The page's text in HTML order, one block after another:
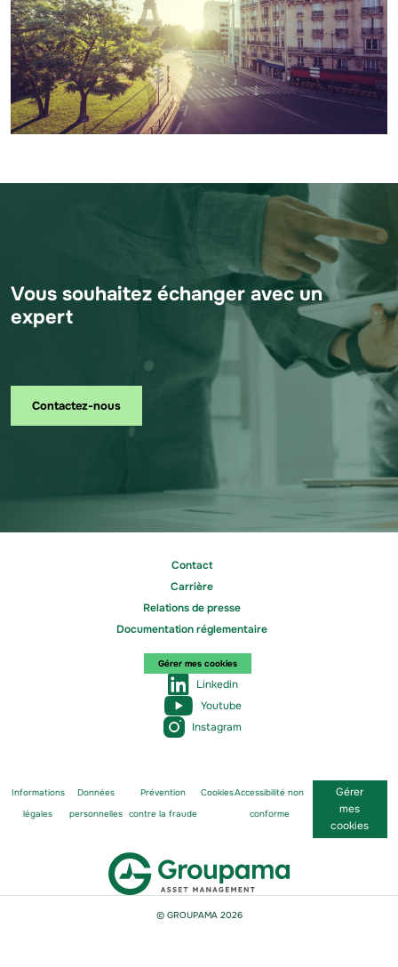
Vous souhaitez échanger avec un
expert
Contactez-nous
Contact
Carrière
Relations de presse
Documentation réglementaire
Gérer mes cookies
Linkedin
Youtube
Instagram
Informations
légales
Données
personnelles
Prévention
contre la fraude
CookiesAccessibilité non
conforme
Gérer
mes
cookies
© GROUPAMA 2026